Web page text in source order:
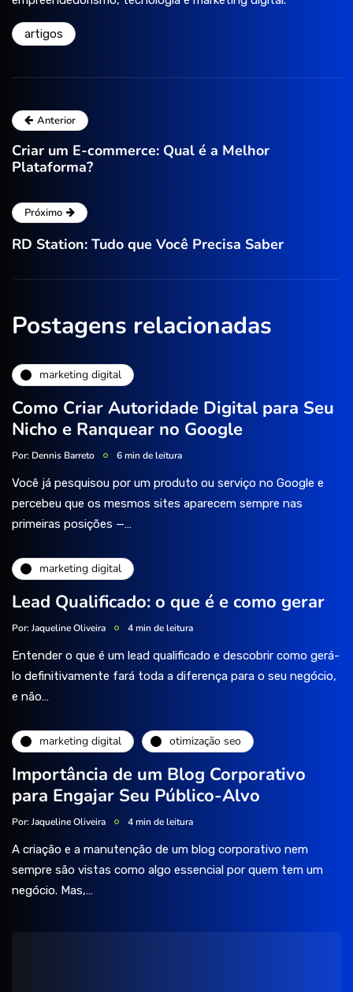
artigos
Anterior
Criar um E-commerce: Qual é a Melhor
Plataforma?
Próximo
RD Station: Tudo que Você Precisa Saber
Postagens relacionadas
marketing digital
Como Criar Autoridade Digital para Seu
Nicho e Ranquear no Google
Por: Dennis Barreto 6 min de leitura
Você já pesquisou por um produto ou serviço no Google e
percebeu que os mesmos sites aparecem sempre nas
primeiras posições —…
marketing digital
Lead Qualificado: o que é e como gerar
Por: Jaqueline Oliveira 4 min de leitura
Entender o que é um lead qualificado e descobrir como gerá-
lo definitivamente fará toda a diferença para o seu negócio,
e não…
marketing digital otimização seo
Importância de um Blog Corporativo
para Engajar Seu Público-Alvo
Por: Jaqueline Oliveira 4 min de leitura
A criação e a manutenção de um blog corporativo nem
sempre são vistas como algo essencial por quem tem um
negócio. Mas,…